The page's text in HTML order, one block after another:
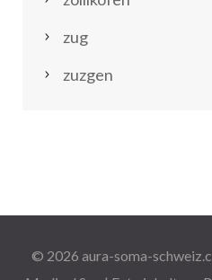
zug
zuzgen
© 2026 aura-soma-